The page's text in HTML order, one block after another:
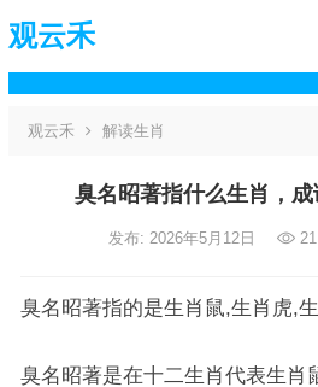
观云禾
观云禾 解读生肖
臭名昭著指什么生肖，
发布: 2026年5月12日 21
臭名昭著指的是生肖鼠,生肖虎,
臭名昭著是在十二生肖代表生肖